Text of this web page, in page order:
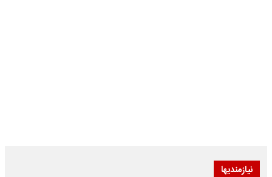
نیازمندیها